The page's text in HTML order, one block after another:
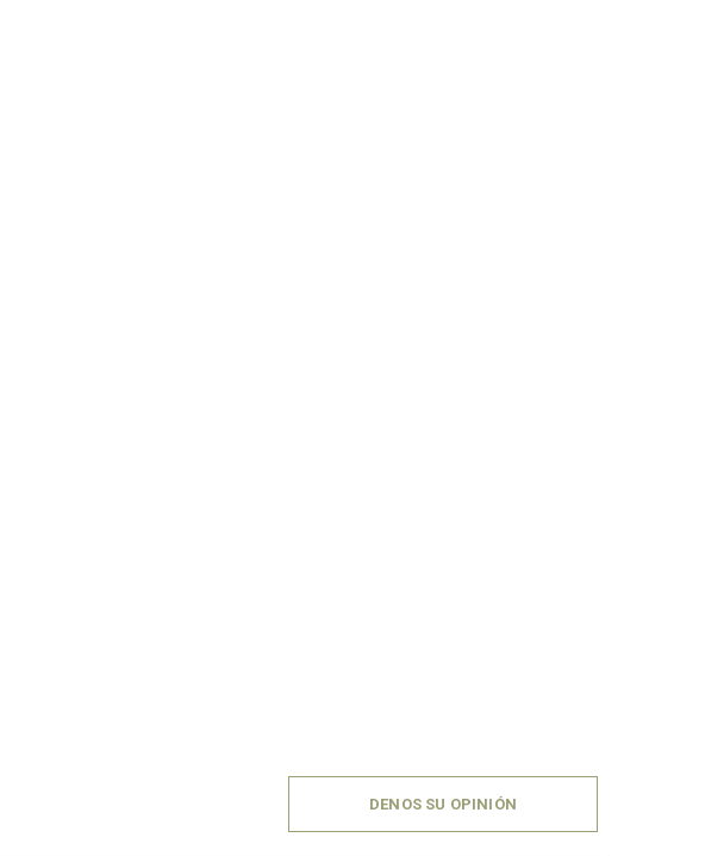
DENOS SU OPINIÓN